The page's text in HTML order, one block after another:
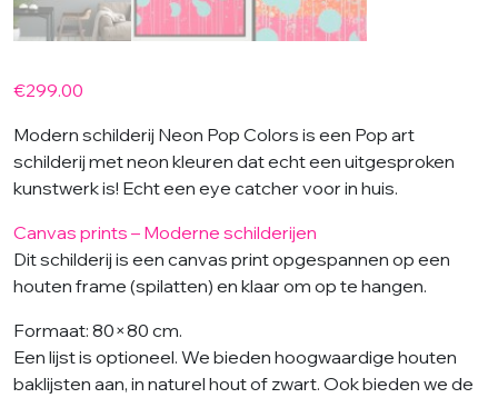
€299.00
Modern schilderij Neon Pop Colors is een Pop art
schilderij met neon kleuren dat echt een uitgesproken
kunstwerk is! Echt een eye catcher voor in huis.
Canvas prints – Moderne schilderijen
Dit schilderij is een canvas print opgespannen op een
houten frame (spilatten) en klaar om op te hangen.
Formaat: 80×80 cm.
Een lijst is optioneel. We bieden hoogwaardige houten
baklijsten aan, in naturel hout of zwart. Ook bieden we de